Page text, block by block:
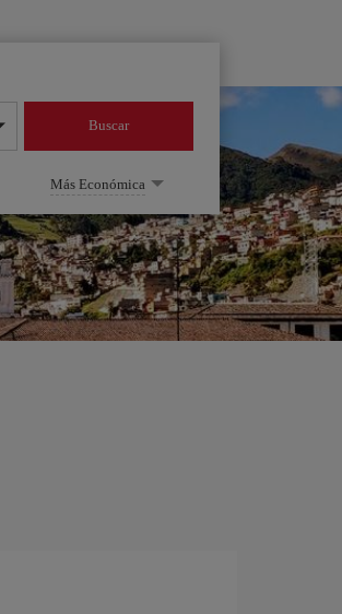
Buscar
Más Económica